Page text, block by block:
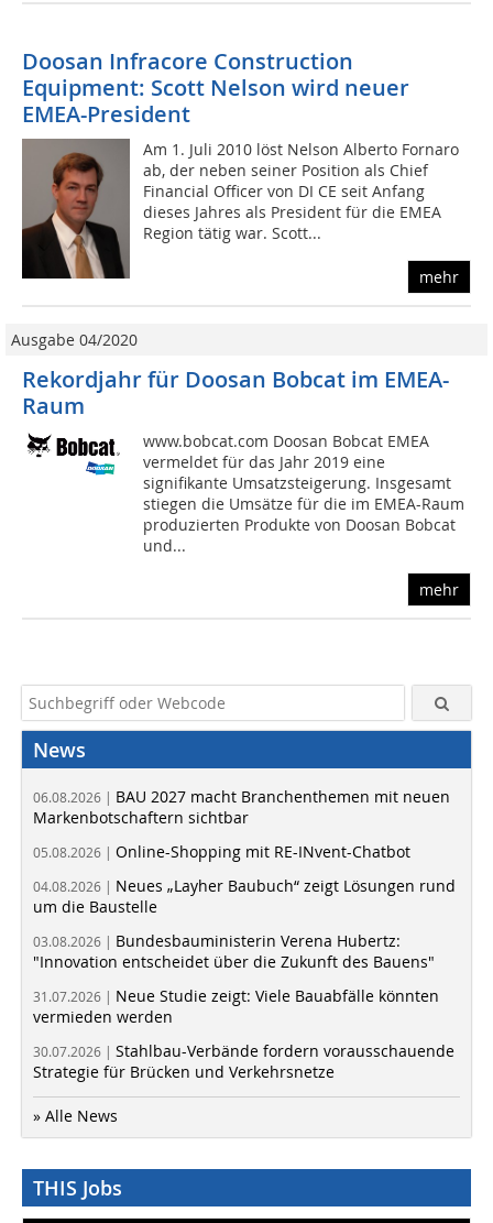
Doosan Infracore Construction
Equipment: Scott Nelson wird neuer
EMEA-President
Am 1. Juli 2010 löst Nelson Alberto Fornaro
ab, der neben seiner Position als Chief
Financial Officer von DI CE seit Anfang
dieses Jahres als President für die EMEA
Region tätig war. Scott...
mehr
Ausgabe 04/2020
Rekordjahr für Doosan Bobcat im EMEA-
Raum
www.bobcat.com Doosan Bobcat EMEA
vermeldet für das Jahr 2019 eine
signifikante Umsatzsteigerung. Insgesamt
stiegen die Umsätze für die im EMEA-Raum
produzierten Produkte von Doosan Bobcat
und...
mehr
News
06.08.2026 | BAU 2027 macht Branchenthemen mit neuen
Markenbotschaftern sichtbar
05.08.2026 | Online-Shopping mit RE-INvent-Chatbot
04.08.2026 | Neues „Layher Baubuch“ zeigt Lösungen rund
um die Baustelle
03.08.2026 | Bundesbauministerin Verena Hubertz:
"Innovation entscheidet über die Zukunft des Bauens"
31.07.2026 | Neue Studie zeigt: Viele Bauabfälle könnten
vermieden werden
30.07.2026 | Stahlbau-Verbände fordern vorausschauende
Strategie für Brücken und Verkehrsnetze
» Alle News
THIS Jobs